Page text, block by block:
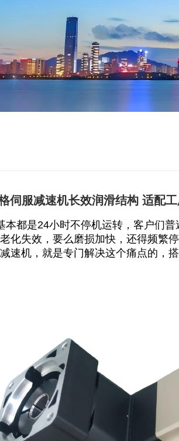
伺服减速机长效润滑结构 适配
本都是24小时不停机运转，客户们
化失效，要么磨损加快，还得频繁
速机 ，就是专门解决这个痛点的，